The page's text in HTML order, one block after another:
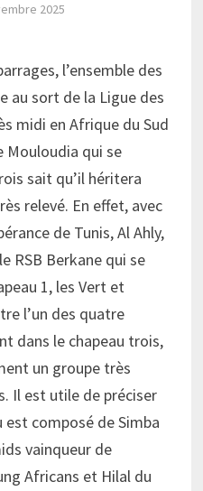
2025
l’ensemble des
au sort de la Ligue des
midi en Afrique du Sud
Mouloudia qui se
sait qu’il héritera
relevé. En effet, avec
de Tunis, Al Ahly,
RSB Berkane qui se
1, les Vert et
l’un des quatre
dans le chapeau trois,
un groupe très
Il est utile de préciser
est composé de Simba
vainqueur de
Africans et Hilal du